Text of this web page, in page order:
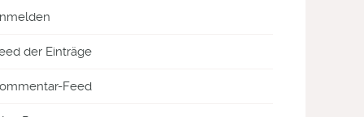
der Einträge
Feed